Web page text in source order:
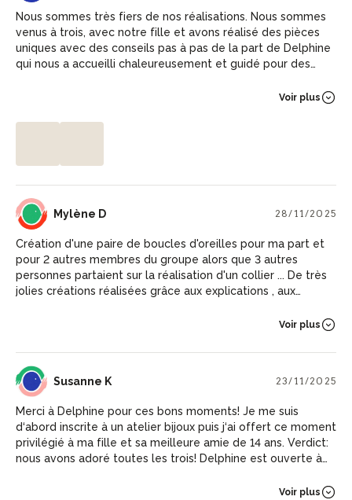
Nous sommes très fiers de nos réalisations. Nous sommes
venus à trois, avec notre fille et avons réalisé des pièces
uniques avec des conseils pas à pas de la part de Delphine
qui nous a accueilli chaleureusement et guidé pour des
Voir plus
MD Mylène D 28/11/2025
Création d'une paire de boucles d'oreilles pour ma part et
pour 2 autres membres du groupe alors que 3 autres
personnes partaient sur la réalisation d'un collier ... De très
jolies créations réalisées grâce aux explications , aux
disposition, au savoir faire partagé et à l'amabilité de
moment de convivialité. Poussez la porte !
Voir plus
SK Susanne K 23/11/2025
Merci à Delphine pour ces bons moments! Je me suis
d‘abord inscrite à un atelier bijoux puis j‘ai offert ce moment
privilégié à ma fille et sa meilleure amie de 14 ans. Verdict:
nous avons adoré toutes les trois! Delphine est ouverte à
l’expérience. Ambiance chaleureuse et endroit à visiter
Voir plus